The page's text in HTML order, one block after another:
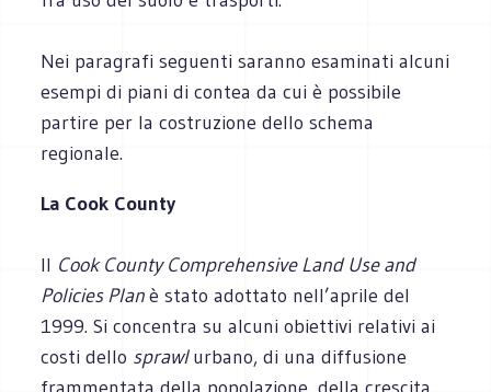
Nei paragrafi seguenti saranno esaminati alcuni
esempi di piani di contea da cui è possibile
partire per la costruzione dello schema
regionale.
La Cook County
Il Cook County Comprehensive Land Use and
Policies Planè stato adottato nell’aprile del
1999. Si concentra su alcuni obiettivi relativi ai
costi dello sprawlurbano, di una diffusione